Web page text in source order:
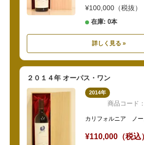
¥100,000（税抜）
在庫: 0本
詳しく見る »
２０１４年 オーパス・ワン
2014年
商品コード
カリフォルニア ノー
¥110,000（税込